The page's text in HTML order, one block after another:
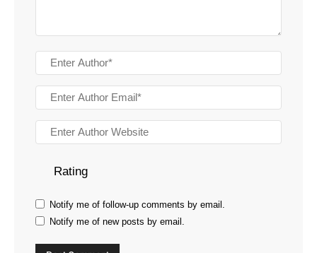
Rating
Notify me of follow-up comments by email.
Notify me of new posts by email.